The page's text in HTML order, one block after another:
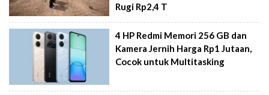
Rugi Rp2,4 T
4 HP Redmi Memori 256 GB dan
Kamera Jernih Harga Rp1 Jutaan,
Cocok untuk Multitasking